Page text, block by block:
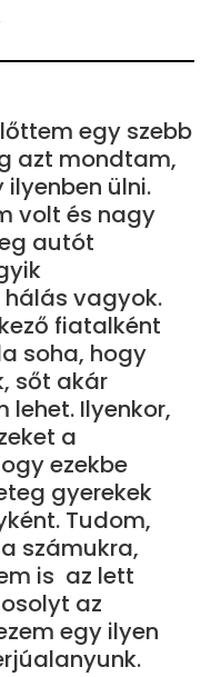
egy szebb
azt mondtam,
ülni.
volt és nagy
autót
vagyok.
fiatalként
soha, hogy
sőt akár
lehet. Ilyenkor,
a
ezekbe
gyerekek
Tudom,
számukra,
is az lett
az
egy ilyen